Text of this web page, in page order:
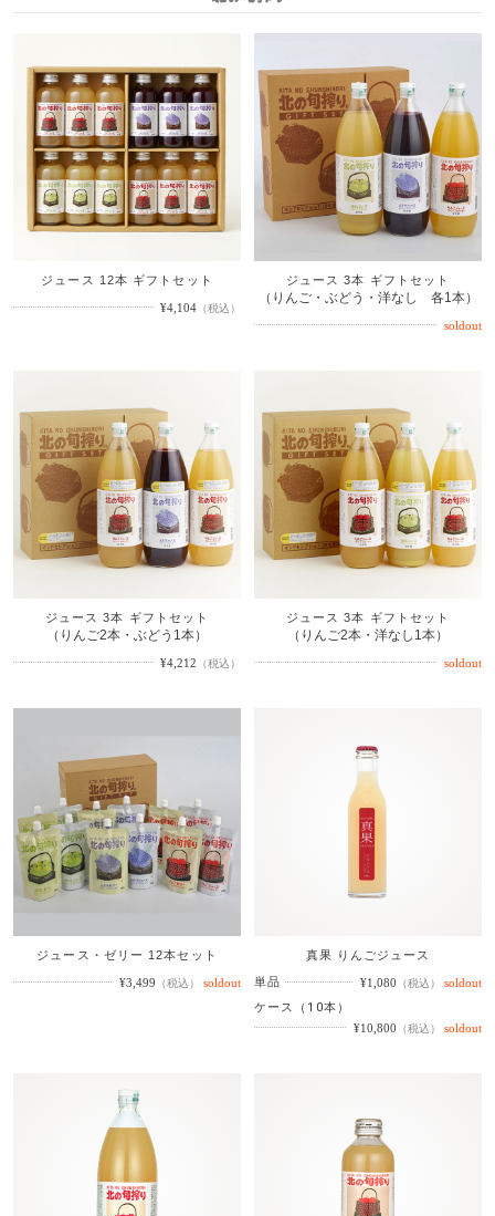
ジュース 12本 ギフトセット
¥4,104 （税込）
ジュース 3本 ギフトセット
（りんご・ぶどう・洋なし 各1本）
ジュース 3本 ギフトセット
（りんご2本・ぶどう1本）
¥4,212 （税込）
ジュース 3本 ギフトセット
（りんご2本・洋なし1本）
ジュース・ゼリー 12本セット
¥3,499 （税込）
真果 りんごジュース
単品 ¥1,080 （税込）
ケース（10本）
¥10,800 （税込）